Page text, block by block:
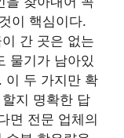
이 핵심이다.
간 곳은 없는
물기가 남아있
이 두 가지만 확
지 명확한 답
면 전문 업체의